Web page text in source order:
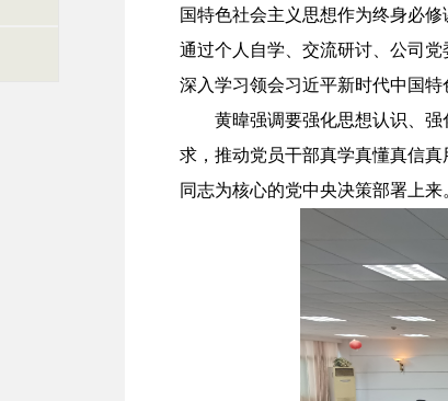
国特色社会主义思想作为终身必
通过个人自学、交流研讨、公司
深入学习领会习近平新时代中国特
黄暐强调要强化思想认识、
求，推动党员干部真学真懂真信
同志为核心的党中央决策部署上来